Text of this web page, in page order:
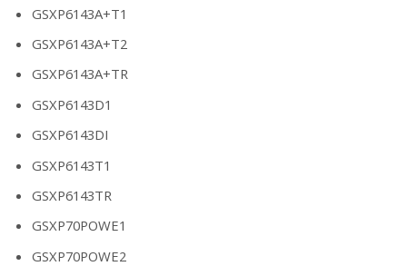
GSXP6143A+T1
GSXP6143A+T2
GSXP6143A+TR
GSXP6143D1
GSXP6143DI
GSXP6143T1
GSXP6143TR
GSXP70POWE1
GSXP70POWE2